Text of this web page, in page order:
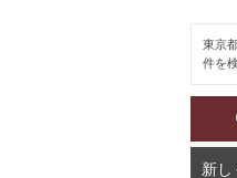
東京
件を
新し